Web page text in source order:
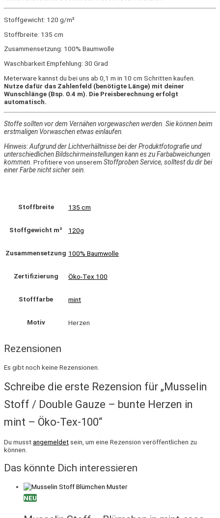
Stoffgewicht: 120 g/m²
Stoffbreite: 135 cm
Zusammensetzung: 100% Baumwolle
Waschbarkeit Empfehlung: 30 Grad
Meterware kannst du bei uns ab 0,1 m in 10 cm Schritten kaufen.
Nutze dafür das Zahlenfeld (benötigte Länge) mit deiner
Wunschlänge (Bsp. 0.4 m). Die Preisberechnung erfolgt
automatisch.
Stoffe sollten vor dem Vernähen vorgewaschen werden. Sie können beim
erstmaligen Vorwaschen etwas einlaufen.
Hinweis: Aufgrund der Lichtverhältnisse bei der Produktfotografie und
unterschiedlichen Bildschirmeinstellungen kann es zu Farbabweichungen
kommen. Profitiere von unserem Stoffproben Service, solltest du dir bei
einer Farbe nicht sicher sein.
Stoffbreite 135 cm
Stoffgewicht m² 120g
Zusammensetzung 100% Baumwolle
Zertifizierung Öko-Tex 100
Stofffarbe mint
Motiv Herzen
Rezensionen
Es gibt noch keine Rezensionen.
Schreibe die erste Rezension für „Musselin
Stoff / Double Gauze – bunte Herzen in
mint – Öko-Tex-100“
Du musstangemeldet sein, um eine Rezension veröffentlichen zu
können.
Das könnte Dich interessieren
NEU